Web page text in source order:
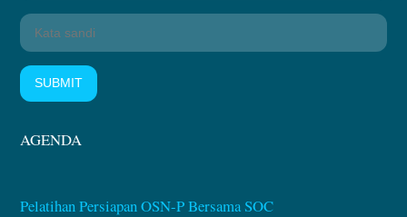
SUBMIT
AGENDA
Pelatihan Persiapan OSN-P Bersama SOC